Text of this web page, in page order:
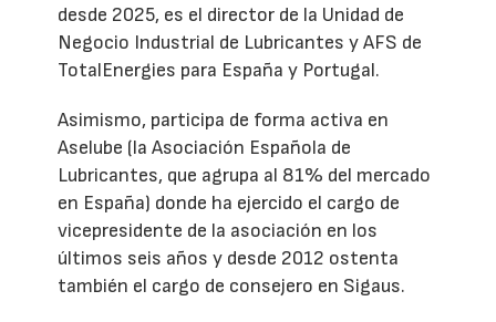
desde 2025, es el director de la Unidad de
Negocio Industrial de Lubricantes y AFS de
TotalEnergies para España y Portugal.
Asimismo, participa de forma activa en
Aselube (la Asociación Española de
Lubricantes, que agrupa al 81% del mercado
en España) donde ha ejercido el cargo de
vicepresidente de la asociación en los
últimos seis años y desde 2012 ostenta
también el cargo de consejero en Sigaus.